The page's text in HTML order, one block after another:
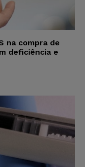
na compra de
deficiência e